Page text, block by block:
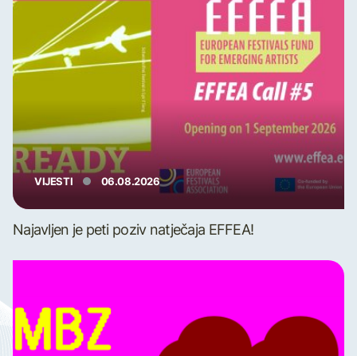
VIJESTI 06.08.2026
Najavljen je peti poziv natječaja EFFEA!